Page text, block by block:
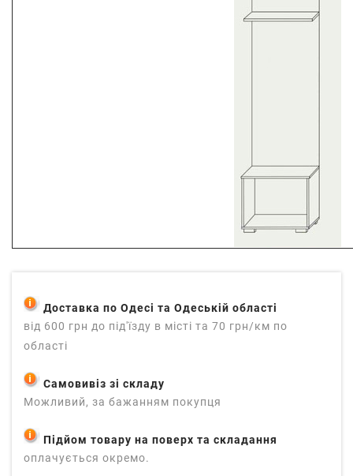
Доставка по Одесі та Одеській області
від 600 грн до під'їзду в місті та 70 грн/км по
області
Самовивіз зі складу
Можливий, за бажанням покупця
Підйом товару на поверх та складання
оплачується окремо.